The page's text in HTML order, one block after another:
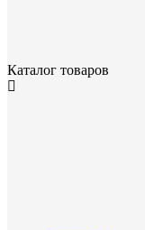
Каталог товаров